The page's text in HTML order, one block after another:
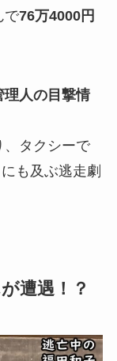
で76万4000円
理人の目撃情
、タクシーで
も及ぶ逃走劇
遭遇！？